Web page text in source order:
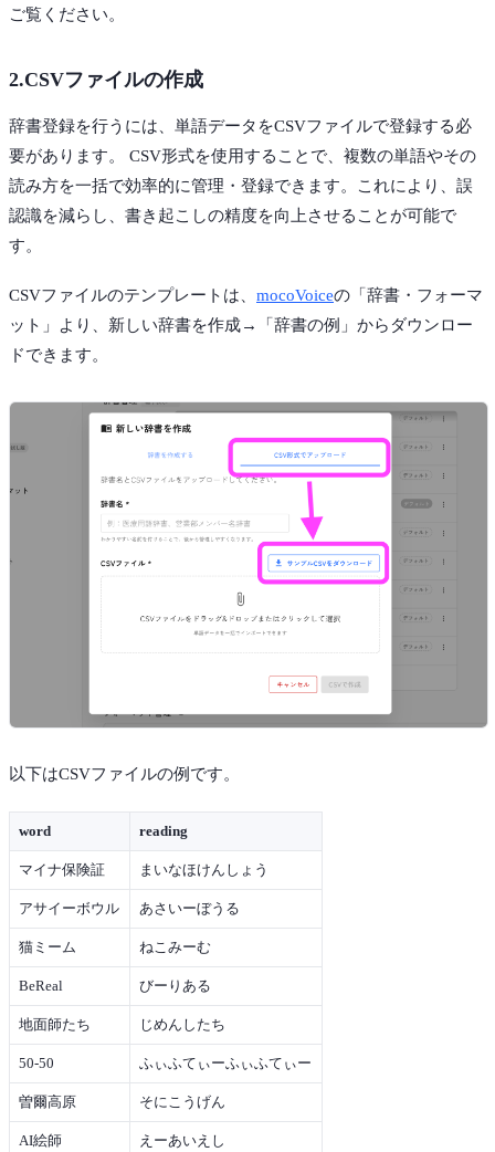
ご覧ください。
2.CSVファイルの作成
辞書登録を行うには、単語データをCSVファイルで登録する必
要があります。 CSV形式を使用することで、複数の単語やその
読み方を一括で効率的に管理・登録できます。これにより、誤
認識を減らし、書き起こしの精度を向上させることが可能で
す。
CSVファイルのテンプレートは、 mocoVoiceの「辞書・フォーマ
ット」より、新しい辞書を作成→「辞書の例」からダウンロー
ドできます。
以下はCSVファイルの例です。
word reading
マイナ保険証 まいなほけんしょう
アサイーボウル あさいーぼうる
猫ミーム ねこみーむ
BeReal びーりある
地面師たち じめんしたち
50-50 ふぃふてぃーふぃふてぃー
曽爾高原 そにこうげん
AI絵師 えーあいえし